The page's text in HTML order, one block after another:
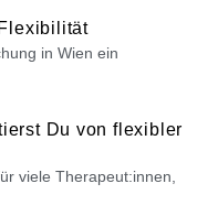
in Wien ein
Du von flexibler
viele Therapeut:innen,